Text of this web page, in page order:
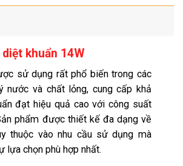
diệt khuẩn 14W
sử dụng rất phổ biến trong các
nước và chất lỏng, cung cấp khả
đạt hiệu quả cao với công suất
phẩm được thiết kế đa dạng về
thuộc vào nhu cầu sử dụng mà
lựa chọn phù hợp nhất.